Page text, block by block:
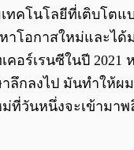
ทคโนโลยีที่เติบโตแ
าโอกาสใหม่และได้
คอร์เรนซีในปี 2021
ลึกลงไป มันทำให้ผ
ที่วันหนึ่งจะเข้ามาพ